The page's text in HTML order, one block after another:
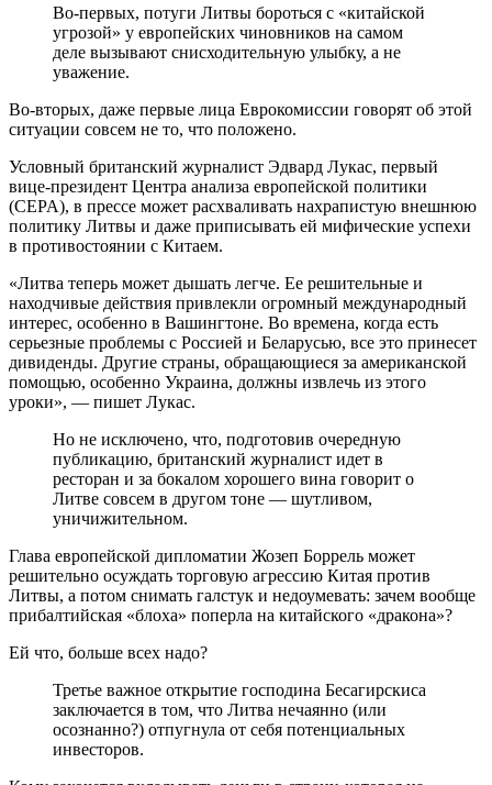
Во-первых, потуги Литвы бороться с «китайской
угрозой» у европейских чиновников на самом
деле вызывают снисходительную улыбку, а не
уважение.
Во-вторых, даже первые лица Еврокомиссии говорят об этой
ситуации совсем не то, что положено.
Условный британский журналист Эдвард Лукас, первый
вице-президент Центра анализа европейской политики
(CEPA), в прессе может расхваливать нахрапистую внешнюю
политику Литвы и даже приписывать ей мифические успехи
в противостоянии с Китаем.
«Литва теперь может дышать легче. Ее решительные и
находчивые действия привлекли огромный международный
интерес, особенно в Вашингтоне. Во времена, когда есть
серьезные проблемы с Россией и Беларусью, все это принесет
дивиденды. Другие страны, обращающиеся за американской
помощью, особенно Украина, должны извлечь из этого
уроки», — пишет Лукас.
Но не исключено, что, подготовив очередную
публикацию, британский журналист идет в
ресторан и за бокалом хорошего вина говорит о
Литве совсем в другом тоне — шутливом,
уничижительном.
Глава европейской дипломатии Жозеп Боррель может
решительно осуждать торговую агрессию Китая против
Литвы, а потом снимать галстук и недоумевать: зачем вообще
прибалтийская «блоха» поперла на китайского «дракона»?
Ей что, больше всех надо?
Третье важное открытие господина Бесагирскиса
заключается в том, что Литва нечаянно (или
осознанно?) отпугнула от себя потенциальных
инвесторов.